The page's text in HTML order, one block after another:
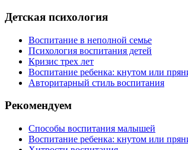
Детская психология
Воспитание в неполной семье
Психология воспитания детей
Кризис трех лет
Воспитание ребенка: кнутом или
Авторитарный стиль воспитания
Рекомендуем
Способы воспитания малышей
Воспитание ребенка: кнутом или